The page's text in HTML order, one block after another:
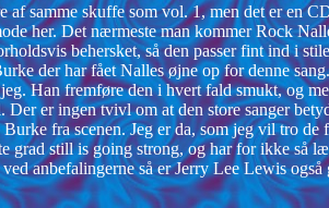
af samme skuffe som vol. 1, men det er en
her. Det nærmeste man kommer Rock
behersket, så den passer fint ind i
der har fået Nalles øjne op for denne
Han fremføre den i hvert fald smukt, og
er ingen tvivl om at den store sanger
fra scenen. Jeg er da, som jeg vil tro
grad still is going strong, og har for ikke
anbefalingerne så er Jerry Lee Lewis